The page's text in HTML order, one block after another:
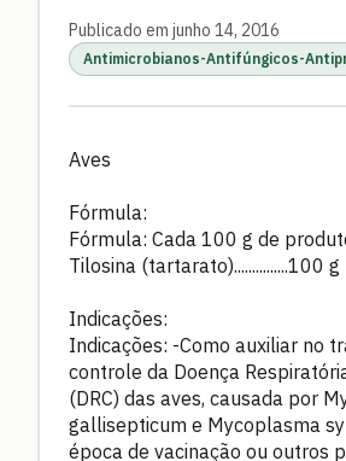
Publicado em junho 14, 2016
Antimicrobianos-Antifúngicos-
Aves
Fórmula:
Fórmula: Cada 100 g de
Tilosina (tartarato)...............100 g
Indicações:
Indicações: -Como auxiliar no
controle da Doença
(DRC) das aves, causada por
gallisepticum e Mycoplasma
época de vacinação ou outros